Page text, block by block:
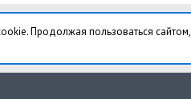
Продолжая пользоваться